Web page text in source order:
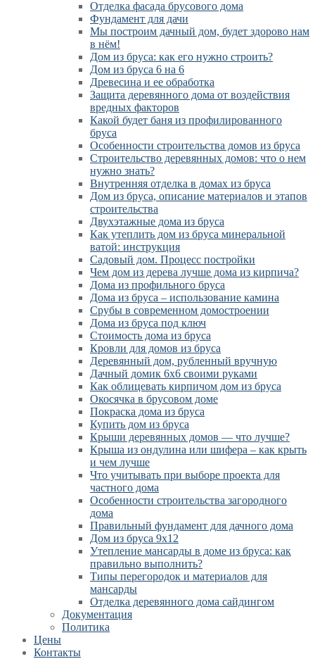
Отделка фасада брусового дома
Фундамент для дачи
Мы построим дачный дом, будет здорово нам
в нём!
Дом из бруса: как его нужно строить?
Дом из бруса 6 на 6
Древесина и ее обработка
Защита деревянного дома от воздействия
вредных факторов
Какой будет баня из профилированного
бруса
Особенности строительства домов из бруса
Строительство деревянных домов: что о нем
нужно знать?
Внутренняя отделка в домах из бруса
Дом из бруса, описание материалов и этапов
строительства
Двухэтажные дома из бруса
Как утеплить дом из бруса минеральной
ватой: инструкция
Садовый дом. Процесс постройки
Чем дом из дерева лучше дома из кирпича?
Дома из профильного бруса
Дома из бруса – использование камина
Срубы в современном домостроении
Дома из бруса под ключ
Стоимость дома из бруса
Кровли для домов из бруса
Деревянный дом, рубленный вручную
Дачный домик 6х6 своими руками
Как облицевать кирпичом дом из бруса
Окосячка в брусовом доме
Покраска дома из бруса
Купить дом из бруса
Крыши деревянных домов — что лучше?
Крыша из ондулина или шифера – как крыть
и чем лучше
Что учитывать при выборе проекта для
частного дома
Особенности строительства загородного
дома
Правильный фундамент для дачного дома
Дом из бруса 9х12
Утепление мансарды в доме из бруса: как
правильно выполнить?
Типы перегородок и материалов для
мансарды
Отделка деревянного дома сайдингом
Документация
Политика
Цены
Контакты